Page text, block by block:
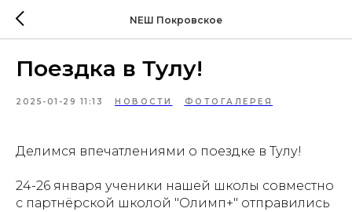
NEШ Покровское
Поездка в Тулу!
2025-01-29 11:13 НОВОСТИ ФОТОГАЛЕРЕЯ
Делимся впечатлениями о поездке в Тулу!
24-26 января ученики нашей школы совместно
с партнёрской школой "Олимп+" отправились